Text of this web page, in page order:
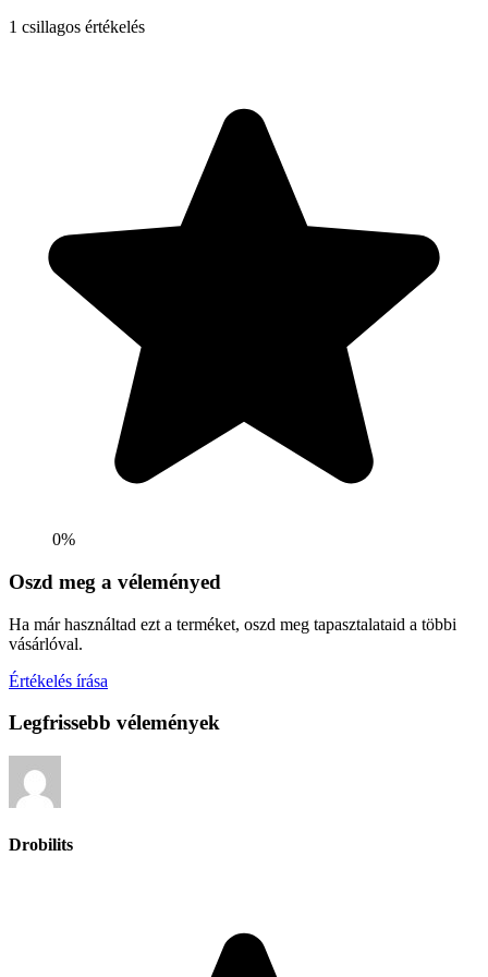
1 csillagos értékelés
0%
Oszd meg a véleményed
Ha már használtad ezt a terméket, oszd meg tapasztalataid a többi
vásárlóval.
Értékelés írása
Legfrissebb vélemények
Drobilits